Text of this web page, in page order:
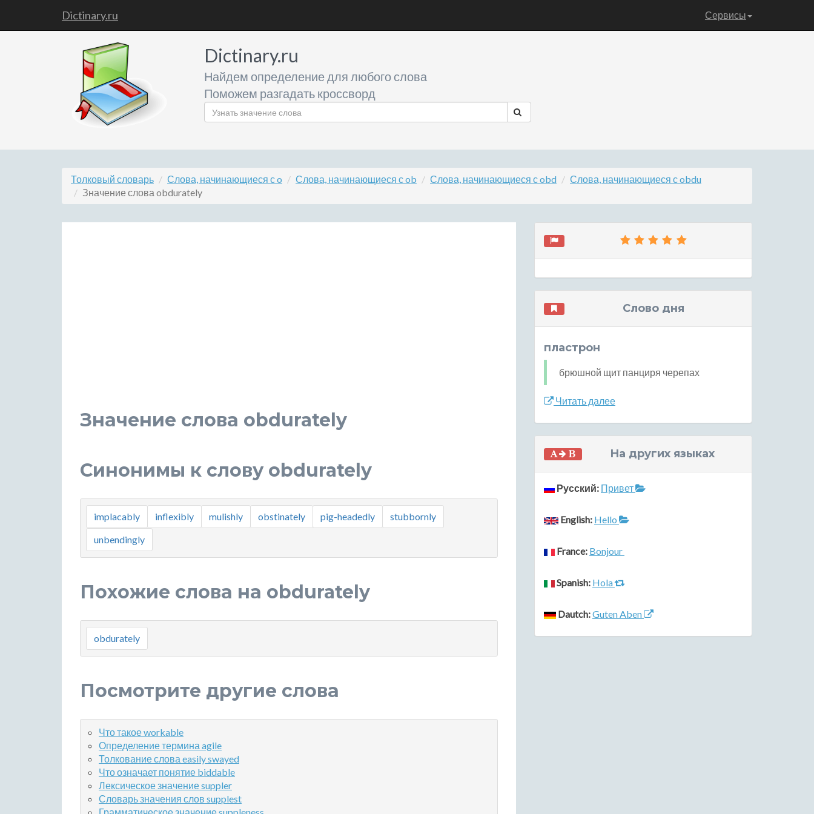
Dictinary.ru Сервисы
Dictinary.ru
Найдем определение для любого слова
Поможем разгадать кроссворд
Толковый словарь Слова, начинающиеся с o Слова, начинающиеся с ob Слова, начинающиеся с obd
Слова, начинающиеся с obdu
Значение слова obdurately
Значение слова obdurately
Синонимы к слову obdurately
implacably inflexibly mulishly obstinately pig-headedly
stubbornly
unbendingly
Похожие слова на obdurately
obdurately
Посмотрите другие слова
Что такое workable
Определение термина agile
Толкование слова easily swayed
Что означает понятие biddable
Лексическое значение suppler
Словарь значения слов supplest
Слово дня
пластрон
брюшной щит панциря черепах
Читать далее
На других языках
Русский: Привет
English: Hello
France: Bonjour
Spanish: Hola
Dautch:Guten Aben